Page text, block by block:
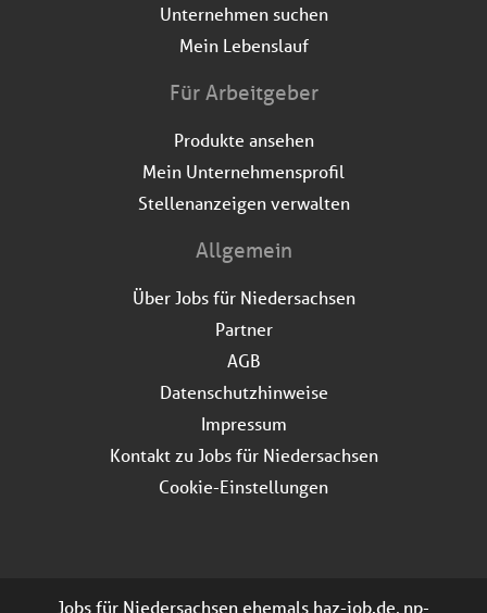
Unternehmen suchen
Mein Lebenslauf
Für Arbeitgeber
Produkte ansehen
Mein Unternehmensprofil
Stellenanzeigen verwalten
Allgemein
Über Jobs für Niedersachsen
Partner
AGB
Datenschutzhinweise
Impressum
Kontakt zu Jobs für Niedersachsen
Cookie-Einstellungen
Jobs für Niedersachsen ehemals haz-job.de, np-